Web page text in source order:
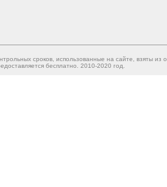
сроков, использованные на сайте, взяты
бесплатно. 2010-2020 год.